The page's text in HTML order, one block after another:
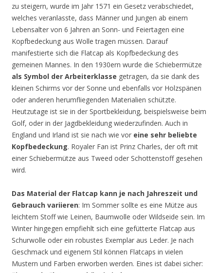
zu steigern, wurde im Jahr 1571 ein Gesetz verabschiedet,
welches veranlasste, dass Männer und Jungen ab einem
Lebensalter von 6 Jahren an Sonn- und Feiertagen eine
Kopfbedeckung aus Wolle tragen müssen. Darauf
manifestierte sich die Flatcap als Kopfbedeckung des
gemeinen Mannes. In den 1930ern wurde die Schiebermütze
als Symbol der Arbeiterklasse getragen, da sie dank des
kleinen Schirms vor der Sonne und ebenfalls vor Holzspänen
oder anderen herumfliegenden Materialien schützte.
Heutzutage ist sie in der Sportbekleidung, beispielsweise beim
Golf, oder in der Jagdbekleidung wiederzufinden. Auch in
England und Irland ist sie nach wie vor eine sehr beliebte
Kopfbedeckung. Royaler Fan ist Prinz Charles, der oft mit
einer Schiebermütze aus Tweed oder Schottenstoff gesehen
wird.
Das Material der Flatcap kann je nach Jahreszeit und
Gebrauch variieren: Im Sommer sollte es eine Mütze aus
leichtem Stoff wie Leinen, Baumwolle oder Wildseide sein. Im
Winter hingegen empfiehlt sich eine gefütterte Flatcap aus
Schurwolle oder ein robustes Exemplar aus Leder. Je nach
Geschmack und eigenem Stil können Flatcaps in vielen
Mustern und Farben erworben werden. Eines ist dabei sicher: